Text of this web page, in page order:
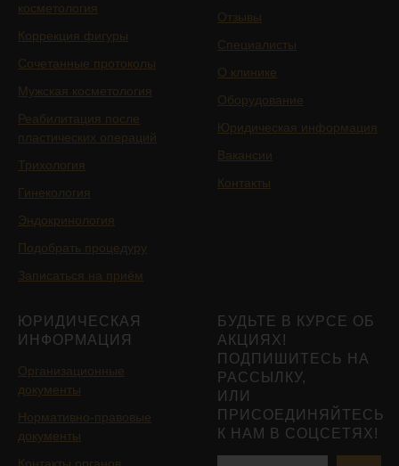
косметология
Коррекция фигуры
Сочетанные протоколы
Мужская косметология
Реабилитация после
пластических операций
Трихология
Гинекология
Эндокринология
Подобрать процедуру
Записаться на приём
Отзывы
Специалисты
О клинике
Оборудование
Юридическая информация
Вакансии
Контакты
ЮРИДИЧЕСКАЯ
ИНФОРМАЦИЯ
Организационные
документы
Нормативно-правовые
документы
БУДЬТЕ В КУРСЕ ОБ
АКЦИЯХ!
ПОДПИШИТЕСЬ НА
РАССЫЛКУ,
ИЛИ
ПРИСОЕДИНЯЙТЕСЬ
К НАМ В СОЦСЕТЯХ!